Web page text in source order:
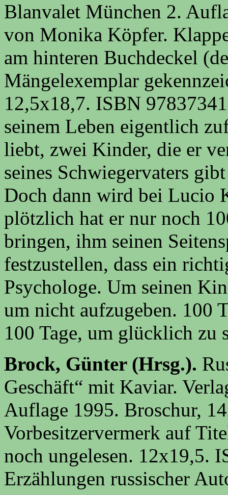
Blanvalet München 2.
von Monika Köpfer.
am hinteren Buchdeckel
Mängelexemplar
12,5x18,7. ISBN
seinem Leben eigentlich
liebt, zwei Kinder, die er
seines Schwiegervaters
Doch dann wird bei Lucio
plötzlich hat er nur noch
bringen, ihm seinen
festzustellen, dass ein
Psychologe. Um seinen
um nicht aufzugeben. 100
100 Tage, um glücklich zu
Brock, Günter (Hrsg.).
Geschäft“ mit Kaviar.
Auflage 1995. Broschur,
Vorbesitzervermerk auf
noch ungelesen. 12x19,5.
Erzählungen russischer